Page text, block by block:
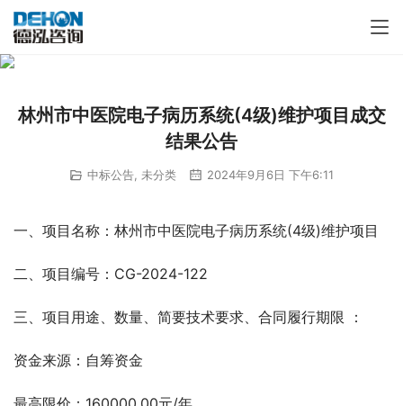
林州市中医院电子病历系统(4级)维护项目成交
结果公告
中标公告 未分类 2024年9月6日 下午6:11
一、项目名称：林州市中医院电子病历系统(4级)维护项目
二、项目编号：CG-2024-122
三、项目用途、数量、简要技术要求、合同履行期限 ：
资金来源：自筹资金